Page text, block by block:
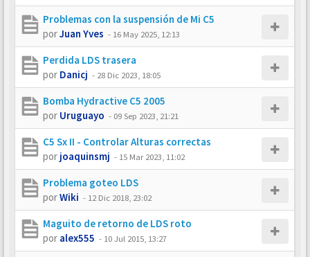
Problemas con la suspensión de Mi C5
porJuan Yves - 16 May 2025, 12:13
Perdida LDS trasera
por Danicj - 28 Dic 2023, 18:05
Bomba Hydractive C5 2005
por Uruguayo - 09 Sep 2023, 21:21
C5 Sx II - Controlar Alturas correctas
por joaquinsmj - 15 Mar 2023, 11:02
Problema goteo LDS
porWiki - 12 Dic 2018, 23:02
Maguito de retorno de LDS roto
por alex555 - 10 Jul 2015, 13:27